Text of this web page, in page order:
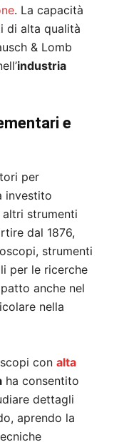
. La capacità
di alta qualità
& Lomb
industria
e
per
investito
strumenti
dal 1876,
strumenti
per le ricerche
anche nel
nella
con alta
ha consentito
dettagli
aprendo la